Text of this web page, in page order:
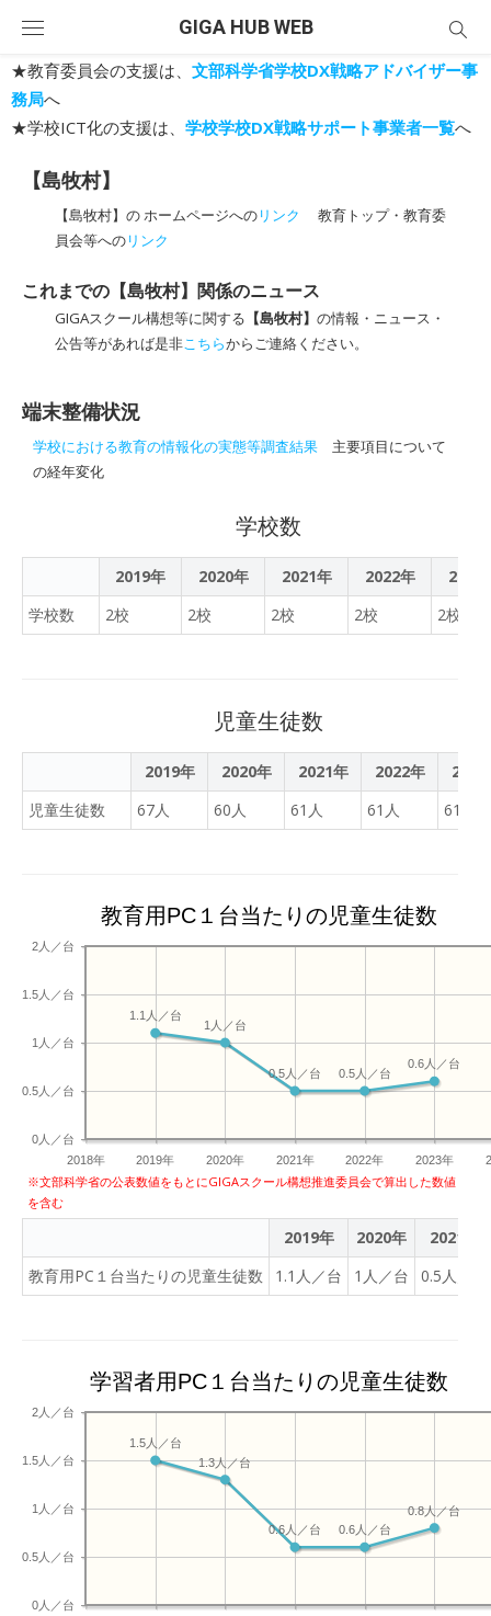
content
GIGA HUB WEB
★教育委員会の支援は、 文部科学省学校DX戦略アドバイザー事
務局へ
★学校ICT化の支援は、 学校学校DX戦略サポート事業者一覧へ
【島牧村】
【島牧村】の ホームページへのリンク
教育トップ・教育委
員会等へのリンク
これまでの【島牧村】関係のニュース
GIGAスクール構想等に関する 【島牧村】 の情報・ニュース・
公告等があれば是非こちらからご連絡ください。
端末整備状況
学校における教育の情報化の実態等調査結果 主要項目について
の経年変化
学校数
2019年 2020年 2021年 2022年
2023
学校数
2校 2校 2校 2校 2校
児童生徒数
2019年 2020年 2021年 2022年
2023
児童生徒数
67人 60人 61人 61人 61人
教育用PC１台当たりの児童生徒数
2018年 2019年 2020年 2021年 2022年 2023年
0人／台
0.5人／台
1人／台
1.5人／台
2人／台
0.6人／台
0.5人／台
0.5人／台
1人／台
1.1人／台
※文部科学省の公表数値をもとにGIGAスクール構想推進委員会で算出した数値
を含む
2019年 2020年
2021年
教育用PC１台当たりの児童生徒数
1.1人／台 1人／台 0.5人／台
学習者用PC１台当たりの児童生徒数
0人／台
0.5人／台
1人／台
1.5人／台
2人／台
0.8人／台
0.6人／台
0.6人／台
1.3人／台
1.5人／台